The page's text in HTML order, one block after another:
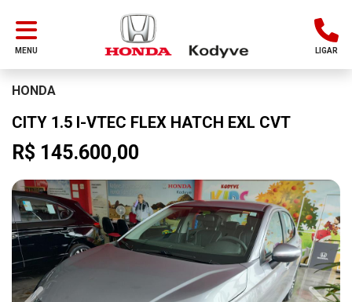
MENU LIGAR
HONDA
CITY 1.5 I-VTEC FLEX HATCH EXL CVT
R$ 145.600,00